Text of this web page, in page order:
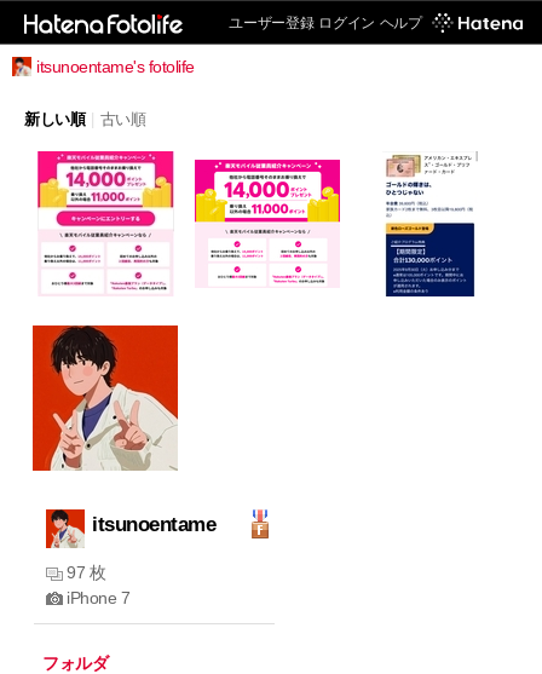
ユーザー登録 ログイン ヘルプ
itsunoentame's fotolife
新しい順 古い順
itsunoentame
97 枚
iPhone 7
フォルダ